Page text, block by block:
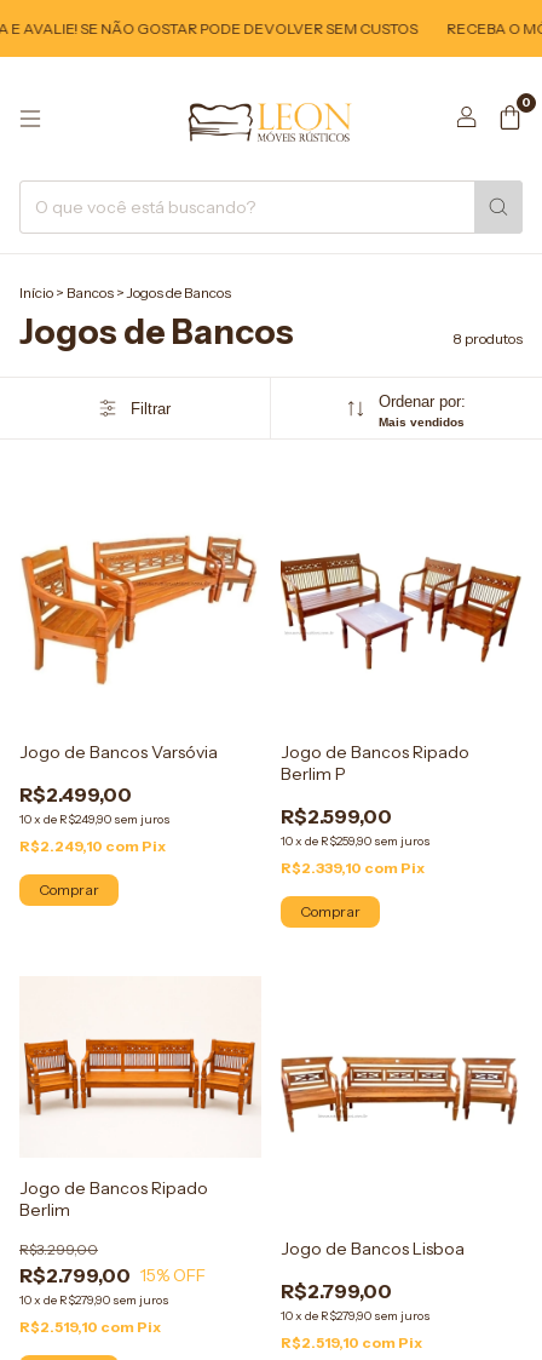
AVALIE! SE NÃO GOSTAR PODE DEVOLVER SEM CUSTOS RECEBA O
0
Início > Bancos > Jogos de Bancos
Jogos de Bancos 8 produtos
Filtrar Ordenar por:
Mais vendidos
Jogo de Bancos Varsóvia
R$2.499,00
10x de R$249,90 sem juros
R$2.249,10 com Pix
Comprar
Jogo de Bancos Ripado
Berlim P
R$2.599,00
10x de R$259,90 sem juros
R$2.339,10 com Pix
Comprar
Jogo de Bancos Ripado
Berlim
R$2.799,00
R$3.299,00
15% OFF
10x de R$279,90 sem juros
R$2.519,10 com Pix
Jogo de Bancos Lisboa
R$2.799,00
10x de R$279,90 sem juros
R$2.519,10 com Pix